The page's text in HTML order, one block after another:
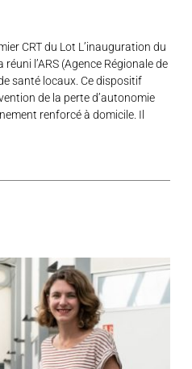
CRT du Lot L’inauguration du
l’ARS (Agence Régionale de
santé locaux. Ce dispositif
de la perte d’autonomie
renforcé à domicile. Il